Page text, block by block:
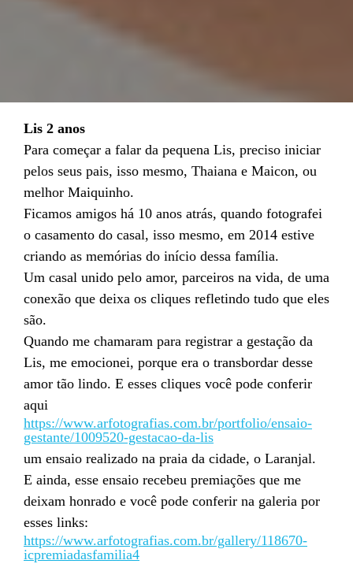
Lis 2 anos
Para começar a falar da pequena Lis, preciso iniciar
pelos seus pais, isso mesmo, Thaiana e Maicon, ou
melhor Maiquinho.
Ficamos amigos há 10 anos atrás, quando fotografei
o casamento do casal, isso mesmo, em 2014 estive
criando as memórias do início dessa família.
Um casal unido pelo amor, parceiros na vida, de uma
conexão que deixa os cliques refletindo tudo que eles
são.
Quando me chamaram para registrar a gestação da
Lis, me emocionei, porque era o transbordar desse
amor tão lindo. E esses cliques você pode conferir
aqui
https://www.arfotografias.com.br/portfolio/ensaio-
gestante/1009520-gestacao-da-lis
um ensaio realizado na praia da cidade, o Laranjal.
E ainda, esse ensaio recebeu premiações que me
deixam honrado e você pode conferir na galeria por
esses links:
https://www.arfotografias.com.br/gallery/118670-
icpremiadasfamilia4